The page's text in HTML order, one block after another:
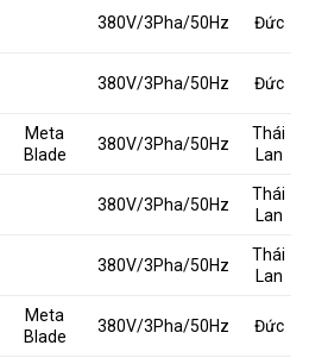
380V/3Pha/50Hz Đức
380V/3Pha/50Hz Đức
Meta
Blade
380V/3Pha/50Hz
Thái
Lan
380V/3Pha/50Hz
Thái
Lan
380V/3Pha/50Hz
Thái
Lan
Meta
Blade
380V/3Pha/50Hz Đức